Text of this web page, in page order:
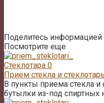
Поделитесь информацией
Посмотрите еще
Стеклотара 0
Прием стекла и
В пункты приема стекла
бутылки из-под спиртных